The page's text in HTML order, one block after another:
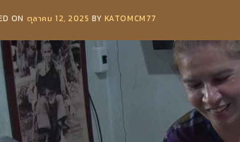
ON ตุลาคม 12, 2025 BY KATOMCM77